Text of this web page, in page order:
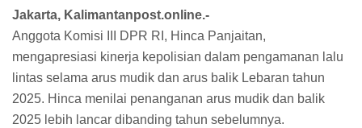
Jakarta, Kalimantanpost.online.-
Anggota Komisi III DPR RI, Hinca Panjaitan,
mengapresiasi kinerja kepolisian dalam pengamanan lalu
lintas selama arus mudik dan arus balik Lebaran tahun
2025. Hinca menilai penanganan arus mudik dan balik
2025 lebih lancar dibanding tahun sebelumnya.